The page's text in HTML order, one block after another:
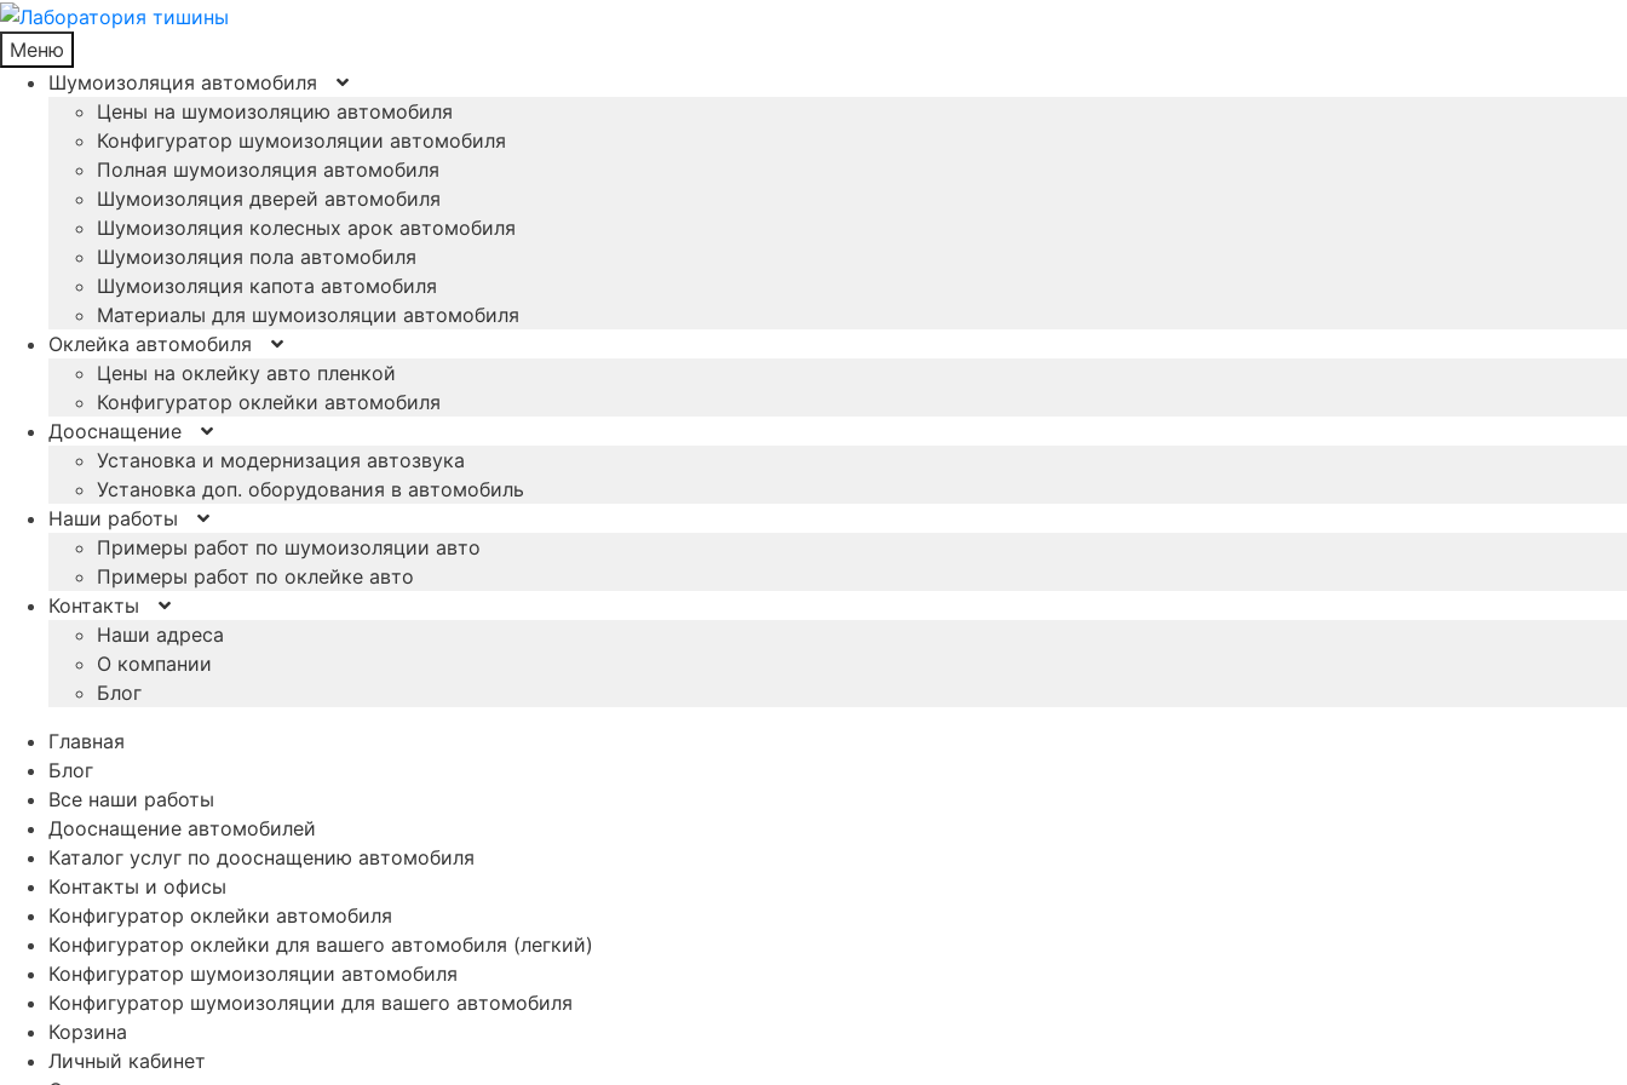
Меню
Шумоизоляция автомобиля
Цены на шумоизоляцию автомобиля
Конфигуратор шумоизоляции автомобиля
Полная шумоизоляция автомобиля
Шумоизоляция дверей автомобиля
Шумоизоляция колесных арок автомобиля
Шумоизоляция пола автомобиля
Шумоизоляция капота автомобиля
Материалы для шумоизоляции автомобиля
Оклейка автомобиля
Цены на оклейку авто пленкой
Конфигуратор оклейки автомобиля
Дооснащение
Установка и модернизация автозвука
Установка доп. оборудования в автомобиль
Наши работы
Примеры работ по шумоизоляции авто
Примеры работ по оклейке авто
Контакты
Наши адреса
О компании
Блог
Главная
Блог
Все наши работы
Дооснащение автомобилей
Каталог услуг по дооснащению автомобиля
Контакты и офисы
Конфигуратор оклейки автомобиля
Конфигуратор оклейки для вашего автомобиля (легкий)
Конфигуратор шумоизоляции автомобиля
Конфигуратор шумоизоляции для вашего автомобиля
Корзина
Личный кабинет